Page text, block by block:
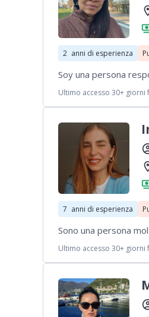
2 anni di esperienza
Soy una persona
Ultimo accesso 30+ giorni
7 anni di esperienza
Sono una persona
Ultimo accesso 30+ giorni